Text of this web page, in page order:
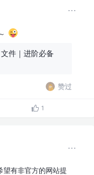
件｜进阶必备
赞过
1
望有非官方的网站提